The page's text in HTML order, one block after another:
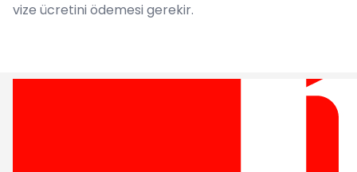
vize ücretini ödemesi gerekir.